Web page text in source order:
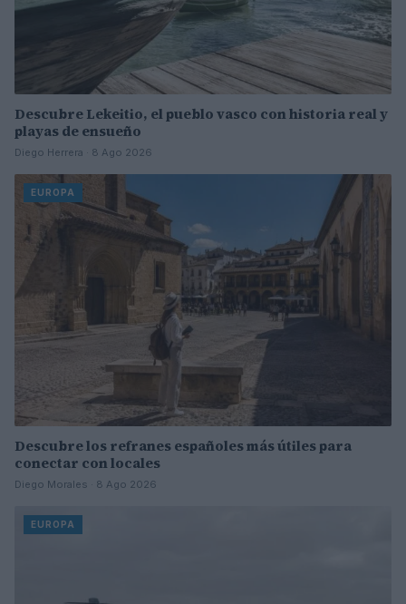
Descubre Lekeitio, el pueblo vasco con historia real y
playas de ensueño
Diego Herrera · 8 Ago 2026
EUROPA
Descubre los refranes españoles más útiles para
conectar con locales
Diego Morales · 8 Ago 2026
EUROPA